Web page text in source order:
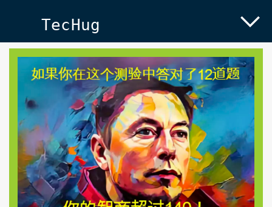
TecHug